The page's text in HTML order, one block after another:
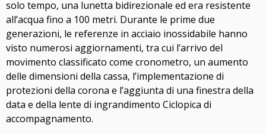
solo tempo, una lunetta bidirezionale ed era resistente
all’acqua fino a 100 metri. Durante le prime due
generazioni, le referenze in acciaio inossidabile hanno
visto numerosi aggiornamenti, tra cui l’arrivo del
movimento classificato come cronometro, un aumento
delle dimensioni della cassa, l’implementazione di
protezioni della corona e l’aggiunta di una finestra della
data e della lente di ingrandimento Ciclopica di
accompagnamento.